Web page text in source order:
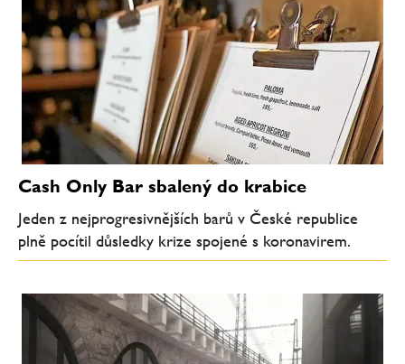
Cash Only Bar sbalený do krabice
Jeden z nejprogresivnějších barů v České republice
plně pocítil důsledky krize spojené s koronavirem.